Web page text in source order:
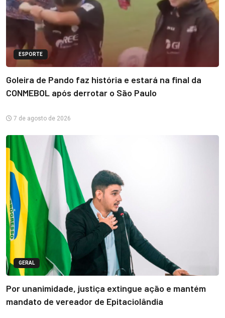
ESPORTE
Goleira de Pando faz história e estará na final da
CONMEBOL após derrotar o São Paulo
7 de agosto de 2026
GERAL
Por unanimidade, justiça extingue ação e mantém
mandato de vereador de Epitaciolândia